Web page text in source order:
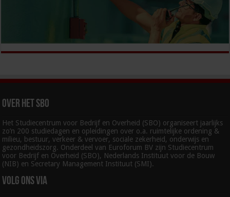
Over het SBO
Het Studiecentrum voor Bedrijf en Overheid (SBO) organiseert jaarlijks
zo’n 200 studiedagen en opleidingen over o.a. ruimtelijke ordening &
milieu, bestuur, verkeer & vervoer, sociale zekerheid, onderwijs en
gezondheidszorg. Onderdeel van Euroforum BV zijn Studiecentrum
voor Bedrijf en Overheid (SBO), Nederlands Instituut voor de Bouw
(NIB) en Secretary Management Instituut (SMI).
Volg ons via